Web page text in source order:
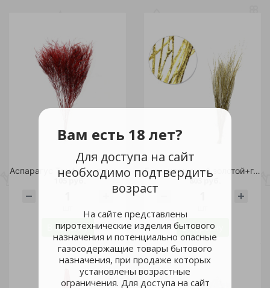
Вам есть 18 лет?
Для доступа на сайт
необходимо подтвердить
возраст
На сайте представлены
пиротехнические изделия бытового
назначения и потенциально опасные
газосодержащие товары бытового
назначения, при продаже которых
установлены возрастные
ограничения. Для доступа на сайт
Аспарагус Триферн краш. красный 60
105 руб.
В корзину
Бирч крашеный золотой+глиттер 1 пучок
803 руб.
В корзину